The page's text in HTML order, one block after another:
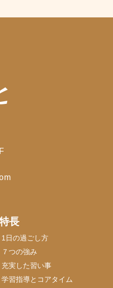
長
1日の過ごし方
７つの強み
充実した習い事
学習指導とコアタイム